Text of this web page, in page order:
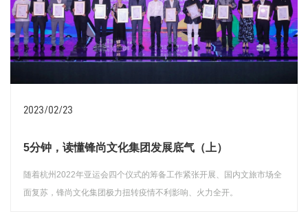
2023/02/23
5分钟，读懂锋尚文化集团发展底气（上）
随着杭州2022年亚运会四个仪式的筹备工作紧张开展、国内文旅市场全
面复苏，锋尚文化集团极力扭转疫情不利影响、火力全开。